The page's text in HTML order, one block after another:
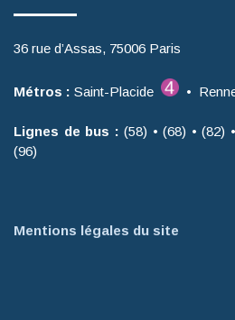
36 rue d’Assas, 75006 Paris
Métros : Saint-Placide •
Lignes de bus : (58) • (68) • (82)
(96)
Mentions légales du site